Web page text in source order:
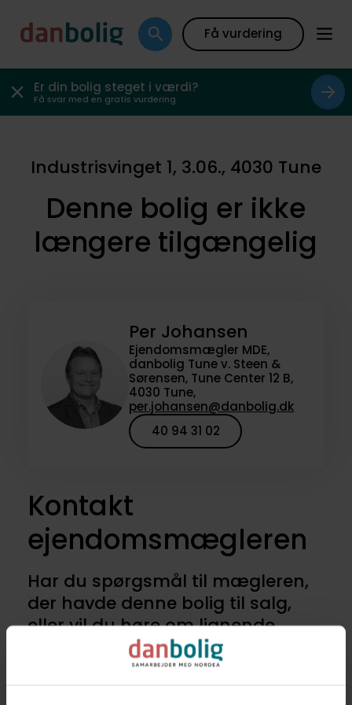
Få vurdering
Er din bolig steget i værdi?
Få svar med en gratis vurdering
Industrisvinget 1, 3.06., 4030 Tune
Denne bolig er ikke
længere tilgængelig
Per Johansen
Ejendomsmægler MDE,
danbolig Tune v. Steen &
Sørensen, Tune Center 12 B,
4030 Tune,
per.johansen@danbolig.dk
40 94 31 02
Kontakt
ejendomsmægleren
Har du spørgsmål til mægleren,
der havde denne bolig til salg,
eller vil du høre om lignende
boliger til salg? Kontakt os for at
høre nærmere.